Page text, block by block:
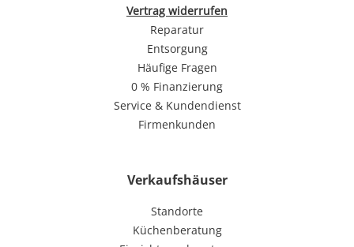
Vertrag widerrufen
Reparatur
Entsorgung
Häufige Fragen
0 % Finanzierung
Service & Kundendienst
Firmenkunden
Verkaufshäuser
Standorte
Küchenberatung